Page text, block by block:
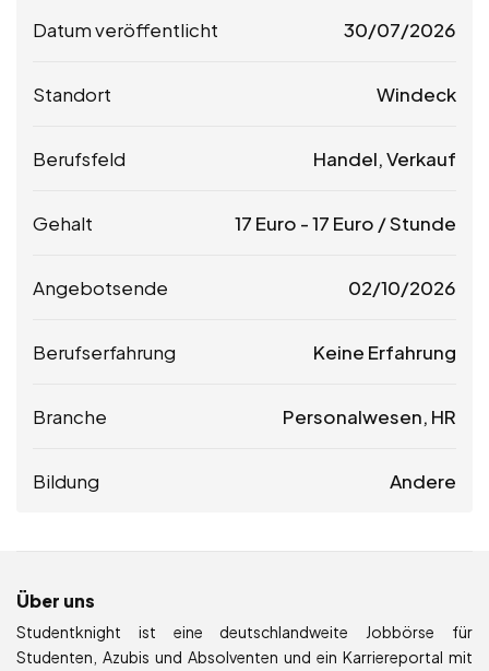
Datum veröffentlicht 30/07/2026
Standort Windeck
Berufsfeld Handel, Verkauf
Gehalt 17 Euro -17 Euro / Stunde
Angebotsende 02/10/2026
Berufserfahrung Keine Erfahrung
Branche Personalwesen, HR
Bildung Andere
Über uns
Studentknight ist eine deutschlandweite Jobbörse für
Studenten, Azubis und Absolventen und ein Karriereportal mit